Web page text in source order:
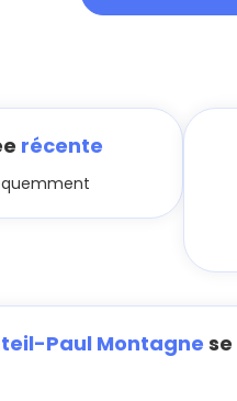
récente
Paul Montagne